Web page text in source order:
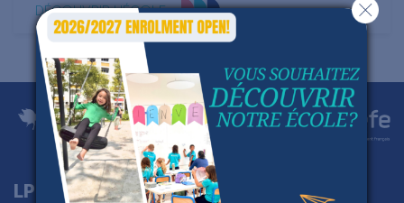
DÉCOUVRIR L'ÉCOLE
LPE Singapour